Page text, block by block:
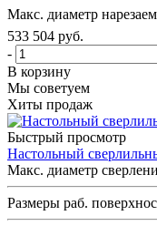
Макс. диаметр
533 504 руб.
-
В корзину
Мы советуем
Хиты продаж
Быстрый просмотр
Настольный
Макс. диаметр
Размеры раб.